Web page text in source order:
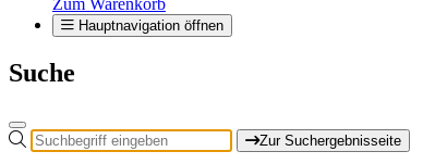
Zum Warenkorb
Hauptnavigation öffnen
Suche
Zur Suchergebnisseite